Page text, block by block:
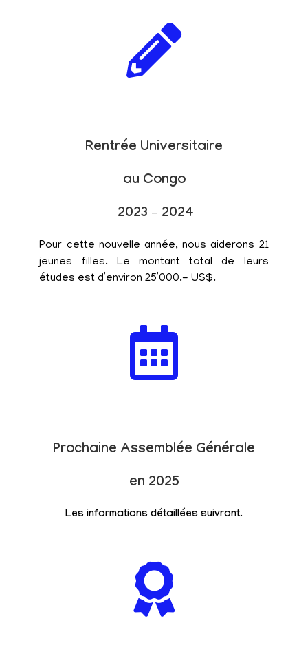
Rentrée Universitaire
au Congo
2023 – 2024
Pour cette nouvelle année, nous aiderons 21
jeunes filles. Le montant total de leurs
études est d’environ 25’000.- US$.
Prochaine Assemblée Générale
en 2025
Les informations détaillées suivront.